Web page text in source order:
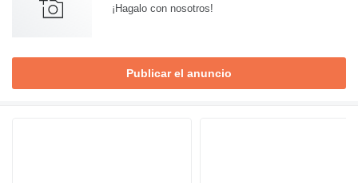
¡Hagalo con nosotros!
Publicar el anuncio